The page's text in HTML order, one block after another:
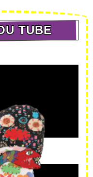
TUBE